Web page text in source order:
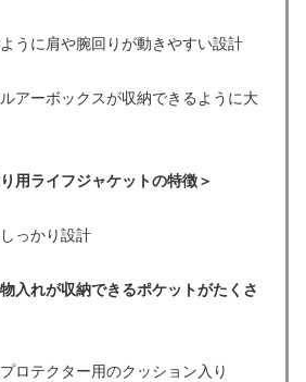
うに肩や腕回りが動きやすい設計
アーボックスが収納できるように大
用ライフジャケットの特徴＞
っかり設計
入れが収納できるポケットがたくさ
ロテクター用のクッション入り